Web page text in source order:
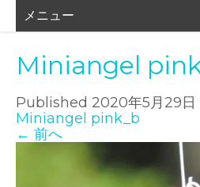
メニュー
Miniangel
Published 2020年5月29日
Miniangel pink_b
← 前へ